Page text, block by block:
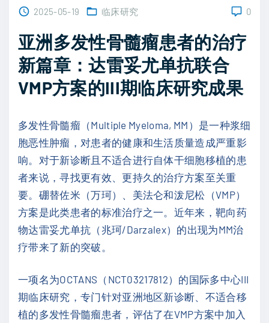
2025-05-19 临床研究 0
亚洲多发性骨髓瘤患者的治疗
新篇章：达雷妥尤单抗联合
VMP方案的III期临床研究成果
多发性骨髓瘤（Multiple Myeloma, MM）是一种浆细
胞恶性肿瘤，对患者的健康和生活质量造成严重影
响。对于新诊断且不适合进行自体干细胞移植的患
者来说，寻找更有效、更持久的治疗方案至关重
要。硼替佐米（万珂）、美法仑和泼尼松（VMP）
方案是此类患者的标准治疗之一。近年来，靶向药
物达雷妥尤单抗（兆珂/Darzalex）的出现为MM治
疗带来了新的突破。
一项名为OCTANS（NCT03217812）的国际多中心III
期临床研究，专门针对亚洲地区新诊断、不适合移
植的多发性骨髓瘤患者，评估了在VMP方案中加入